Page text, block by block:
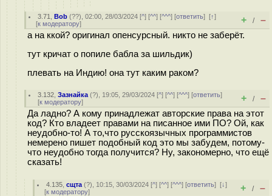
3.71 ,Bob (??), 02:00, 28/03/2024 [^] [^^] [^^^] [ответить][↑]
[к модератору] + / –
а на ккой? оригинал опенсурсный. никто не заберёт.
тут кричат о попиле бабла за шильдик)
плевать на Индию! она тут каким раком?
3.132 ,Зазнайка (?), 19:05, 29/03/2024 [^] [^^] [^^^] [ответить]
[к модератору] + / –
Да ладно? А кому принадлежат авторские права на этот
код? Кто владеет правами на писанное ими ПО? Ой, как
неудобно-то! А то,что русскоязычных программистов
немерено пишет подобный код это мы забудем, потому-
что неудобно тогда получится? Ну, закономерно, что ещё
сказать!
4.135 ,сщта (?), 10:15, 30/03/2024 [^] [^^] [^^^] [ответить][↓]
[к модератору] + / –